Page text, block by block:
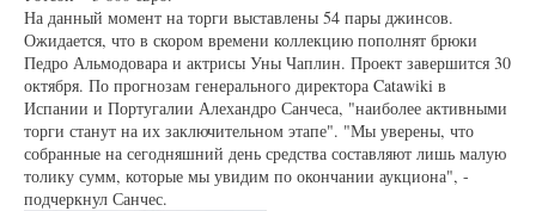
На данный момент на торги выставлены 54 пары джинсов.
Ожидается, что в скором времени коллекцию пополнят брюки
Педро Альмодовара и актрисы Уны Чаплин. Проект завершится 30
октября. По прогнозам генерального директора Catawiki в
Испании и Португалии Алехандро Санчеса, "наиболее активными
торги станут на их заключительном этапе". "Мы уверены, что
собранные на сегодняшний день средства составляют лишь малую
толику сумм, которые мы увидим по окончании аукциона", -
подчеркнул Санчес.